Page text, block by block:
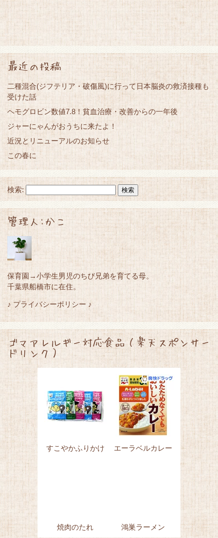
最近の投稿
二種混合(ジフテリア・破傷風)に行って日本脳炎の救済接種も
受けた話
ヘモグロビン数値7.8！貧血治療・改善からの一年後
ジャーにゃんがおうちに来たよ！
近況とリニューアルのお知らせ
この春に
検索:
管理人:かこ
保育園→小学生男児のちび兄弟を育てる母。
千葉県船橋市に在住。
♪ プライバシーポリシー ♪
ゴマアレルギー対応食品（楽天スポンサー
ドリンク）
すこやかふりかけ エーラベルカレー
焼肉のたれ 鴻巣ラーメン